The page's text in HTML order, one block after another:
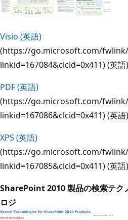
Visio (英語)
(https://go.microsoft.com/
linkid=167084&clcid=0x411) (英語)
PDF (英語)
(https://go.microsoft.com/
linkid=167086&clcid=0x411) (英語)
XPS (英語)
(https://go.microsoft.com/
linkid=167085&clcid=0x411) (英語)
SharePoint 2010 製品の検索テク
ロジ